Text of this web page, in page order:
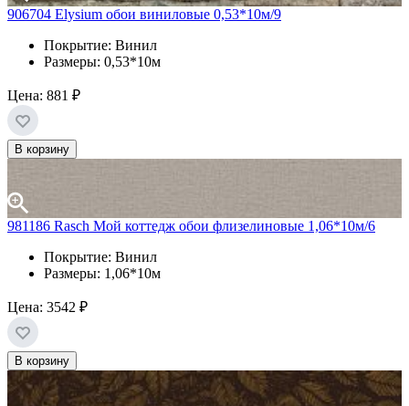
906704 Elysium обои виниловые 0,53*10м/9
Покрытие: Винил
Размеры: 0,53*10м
Цена: 881 ₽
В корзину
981186 Rasch Мой коттедж обои флизелиновые 1,06*10м/6
Покрытие: Винил
Размеры: 1,06*10м
Цена: 3542 ₽
В корзину